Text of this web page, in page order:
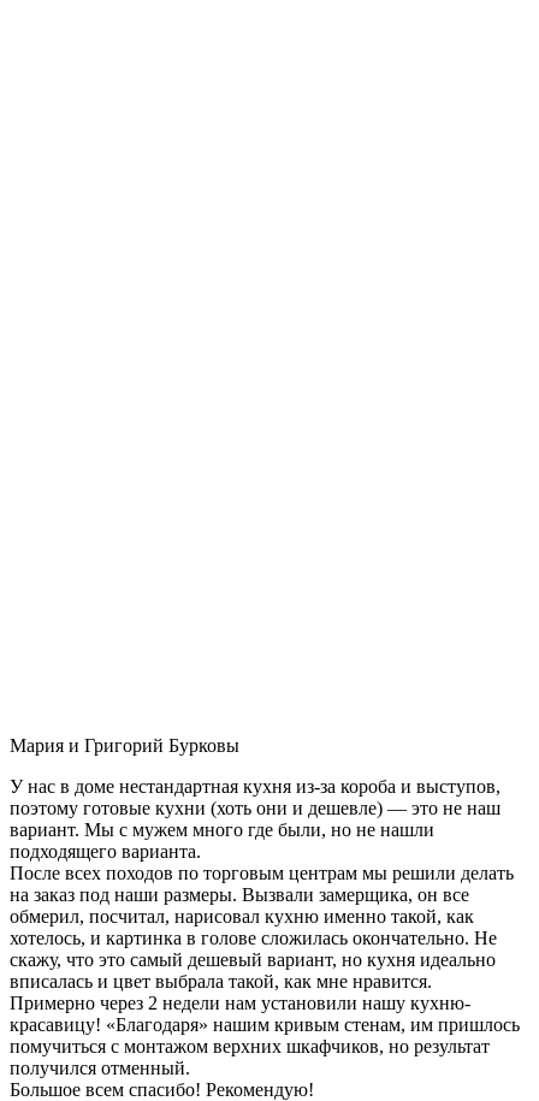
Мария и Григорий Бурковы
У нас в доме нестандартная кухня из-за короба и выступов,
поэтому готовые кухни (хоть они и дешевле) — это не наш
вариант. Мы с мужем много где были, но не нашли
подходящего варианта.
После всех походов по торговым центрам мы решили делать
на заказ под наши размеры. Вызвали замерщика, он все
обмерил, посчитал, нарисовал кухню именно такой, как
хотелось, и картинка в голове сложилась окончательно. Не
скажу, что это самый дешевый вариант, но кухня идеально
вписалась и цвет выбрала такой, как мне нравится.
Примерно через 2 недели нам установили нашу кухню-
красавицу! «Благодаря» нашим кривым стенам, им пришлось
помучиться с монтажом верхних шкафчиков, но результат
получился отменный.
Большое всем спасибо! Рекомендую!